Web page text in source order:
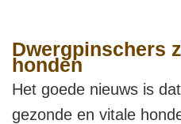
Dwergpinschers
honden
Het goede nieuws is
gezonde en vitale